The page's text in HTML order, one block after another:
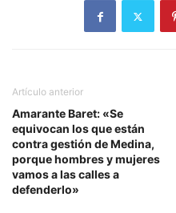
Artículo anterior
Amarante Baret: «Se
equivocan los que están
contra gestión de Medina,
porque hombres y mujeres
vamos a las calles a
defenderlo»